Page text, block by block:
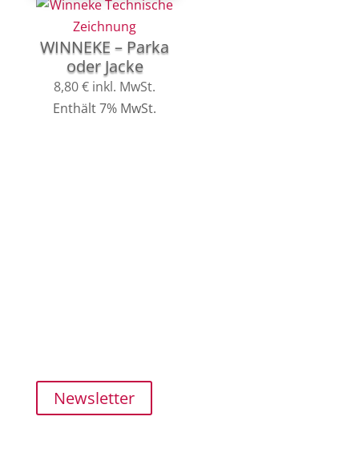
WINNEKE – Parka
oder Jacke
8,80€ inkl. MwSt.
Enthält 7% MwSt.
Newsletter
Netzwerk